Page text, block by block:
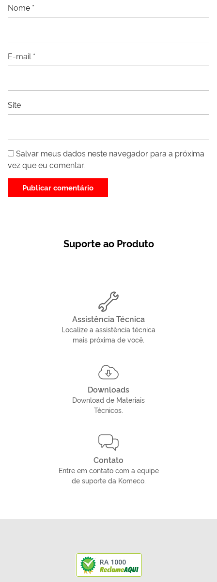
Nome *
E-mail *
Site
Salvar meus dados neste navegador para a próxima
vez que eu comentar.
Suporte ao Produto
Assistência Técnica
Localize a assistência técnica
mais próxima de você.
Downloads
Download de Materiais
Técnicos.
Contato
Entre em contato com a equipe
de suporte da Komeco.
RA 1000